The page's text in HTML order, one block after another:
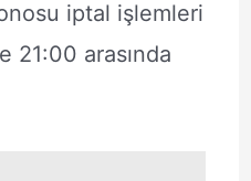
iptal işlemleri
21:00 arasında